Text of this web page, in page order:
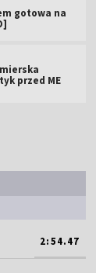
gotowa na
przed ME
2:54.47